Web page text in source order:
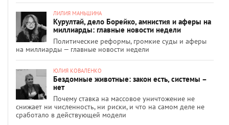
ЛИЛИЯ МАНЬШИНА
Курултай, дело Борейко, амнистия и аферы на
миллиарды: главные новости недели
Политические реформы, громкие суды и аферы
на миллиарды — главные новости недели
ЮЛИЯ КОВАЛЕНКО
Бездомные животные: закон есть, системы –
нет
Почему ставка на массовое уничтожение не
снижает ни численность, ни риски, и что на самом деле не
сработало в действующей модели